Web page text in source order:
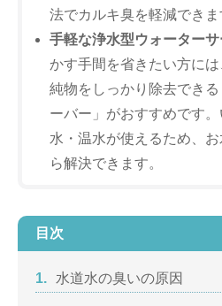
法でカルキ臭を軽減できま
手軽な浄水型ウォーター
かす手間を省きたい方に
純物をしっかり除去でき
ーバー」がおすすめです
水・温水が使えるため、
ら解決できます。
目次
1. 水道水の臭いの原因